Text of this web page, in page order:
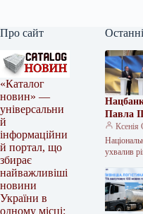
Про сайт
«Каталог
новин» —
універсальни
й
інформаційни
й портал, що
збирає
найважливіші
новини
України в
одному місці:
Павла
2026Ксенія
ухвалив
Папі
річчю…